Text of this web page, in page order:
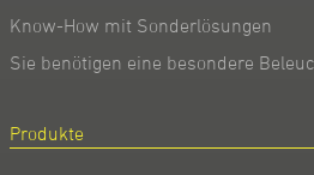
Know-How mit Sonderlösungen
Sie benötigen eine besondere
Produkte